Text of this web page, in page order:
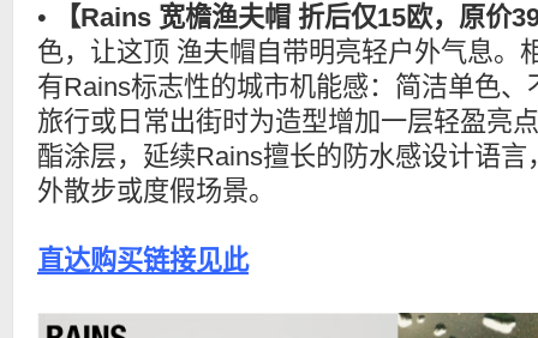
• 【Rains 宽檐渔夫帽 折后仅15欧，原价
色，让这顶 渔夫帽自带明亮轻户外气息。
有Rains标志性的城市机能感：简洁单色
旅行或日常出街时为造型增加一层轻盈亮
酯涂层，延续Rains擅长的防水感设计语
外散步或度假场景。
直达购买链接见此